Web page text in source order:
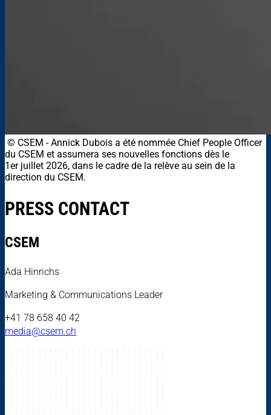
© CSEM -Annick Dubois a été nommée Chief People Officer
du CSEM et assumera ses nouvelles fonctions dès le
1er juillet 2026, dans le cadre de la relève au sein de la
direction du CSEM.
PRESS CONTACT
CSEM
Ada Hinrichs
Marketing & Communications Leader
+41 78 658 40 42
media@csem.ch